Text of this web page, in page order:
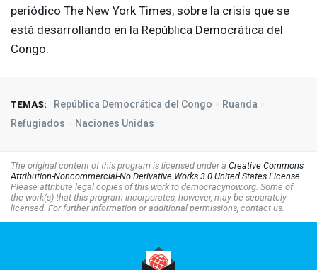
periódico The New York Times, sobre la crisis que se
está desarrollando en la República Democrática del
Congo.
TEMAS: República Democrática del Congo
Ruanda
Refugiados
Naciones Unidas
The original content of this program is licensed under a Creative Commons
Attribution-Noncommercial-No Derivative Works 3.0 United States License.
Please attribute legal copies of this work to democracynow.org. Some of
the work(s) that this program incorporates, however, may be separately
licensed. For further information or additional permissions, contact us.